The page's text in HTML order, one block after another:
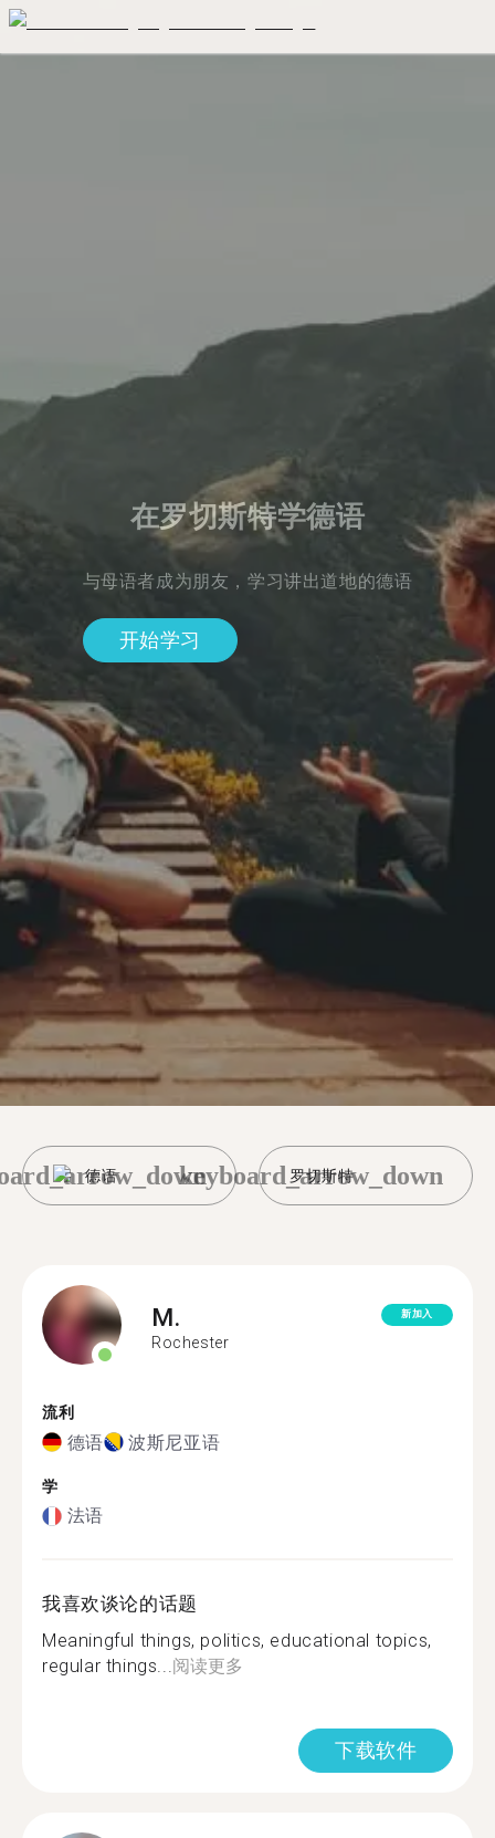
在罗切斯特学德语
与母语者成为朋友，学习讲出道地的德语
开始学习
德语 罗切斯特
keyboard_arrow_down
M.
Rochester
新加入
流利
德语 波斯尼亚语
学
法语
我喜欢谈论的话题
Meaningful things, politics, educational topics,
regular things...阅读更多
下载软件